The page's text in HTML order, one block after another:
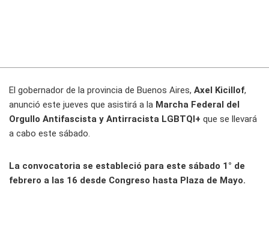
El gobernador de la provincia de Buenos Aires, Axel Kicillof,
anunció este jueves que asistirá a la Marcha Federal del
Orgullo Antifascista y Antirracista LGBTQI+ que se llevará
a cabo este sábado.
La convocatoria se estableció para este sábado 1° de
febrero a las 16 desde Congreso hasta Plaza de Mayo.